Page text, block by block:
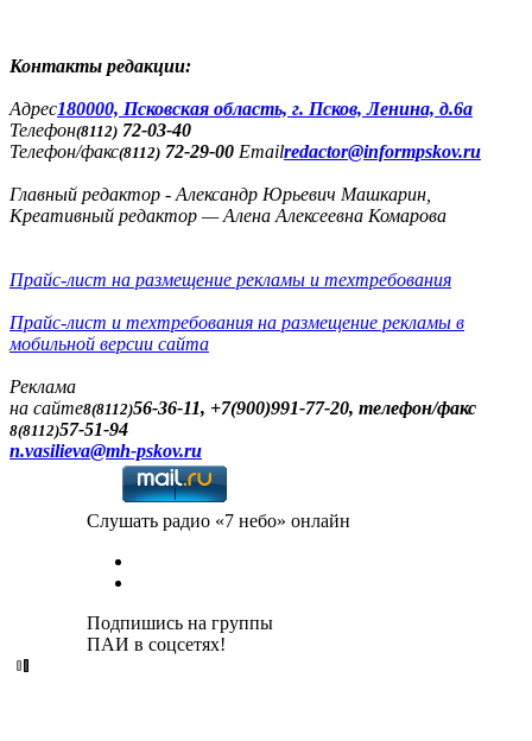
Контакты редакции:
Адреc180000, Псковская область, г. Псков, Ленина, д.6а
Телефон(8112) 72-03-40
Телефон/факс(8112) 72-29-00 Emailredactor@informpskov.ru
Главный редактор - Александр Юрьевич Машкарин,
Креативный редактор — Алена Алексеевна Комарова
Прайс-лист на размещение рекламы и техтребования
Прайс-лист и техтребования на размещение рекламы в
мобильной версии сайта
Реклама
на сайте8(8112)56-36-11, +7(900)991-77-20, телефон/факс
8(8112)57-51-94
n.vasilieva@mh-pskov.ru
Слушать радио «7 небо» онлайн
Подпишись на группы
ПАИ в соцсетях!